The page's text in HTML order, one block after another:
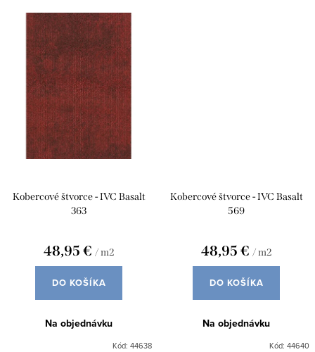
Kobercové štvorce - IVC Basalt
363
48,95 € / m2
DO KOŠÍKA
Na objednávku
Kód: 44638
Kobercové štvorce - IVC Basalt
569
48,95 € / m2
DO KOŠÍKA
Na objednávku
Kód: 44640